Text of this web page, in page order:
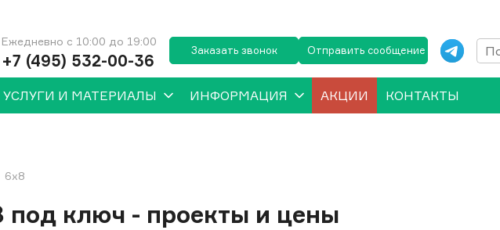
Ежедневно с 10:00 до 19:00
+7 (495) 532-00-36
Заказать звонок Отправить сообщение
УСЛУГИ И МАТЕРИАЛЫ ИНФОРМАЦИЯ АКЦИИ КОНТАКТЫ
6x8
под ключ - проекты и цены